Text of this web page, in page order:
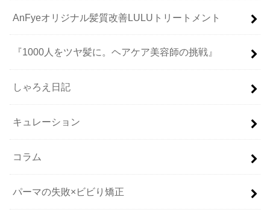
AnFyeオリジナル髪質改善LULUトリートメント
『1000人をツヤ髪に。ヘアケア美容師の挑戦』
しゃろえ日記
キュレーション
コラム
パーマの失敗×ビビり矯正